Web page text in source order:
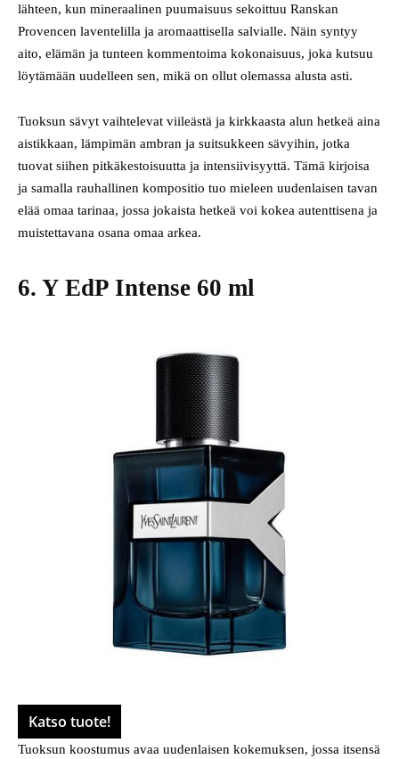
lähteen, kun mineraalinen puumaisuus sekoittuu Ranskan
Provencen laventelilla ja aromaattisella salvialle. Näin syntyy
aito, elämän ja tunteen kommentoima kokonaisuus, joka kutsuu
löytämään uudelleen sen, mikä on ollut olemassa alusta asti.
Tuoksun sävyt vaihtelevat viileästä ja kirkkaasta alun hetkeä aina
aistikkaan, lämpimän ambran ja suitsukkeen sävyihin, jotka
tuovat siihen pitkäkestoisuutta ja intensiivisyyttä. Tämä kirjoisa
ja samalla rauhallinen kompositio tuo mieleen uudenlaisen tavan
elää omaa tarinaa, jossa jokaista hetkeä voi kokea autenttisena ja
muistettavana osana omaa arkea.
6. Y EdP Intense 60 ml
Katso tuote!
Tuoksun koostumus avaa uudenlaisen kokemuksen, jossa itsensä